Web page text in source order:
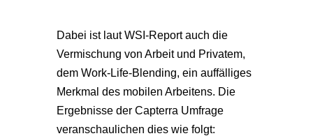
Dabei ist laut WSI-Report auch die
Vermischung von Arbeit und Privatem,
dem Work-Life-Blending, ein auffälliges
Merkmal des mobilen Arbeitens. Die
Ergebnisse der Capterra Umfrage
veranschaulichen dies wie folgt: